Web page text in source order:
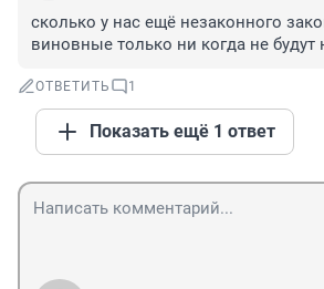
сколько у нас ещё незаконного
виновные только ни когда не будут
ОТВЕТИТЬ 1
Показать ещё 1 ответ